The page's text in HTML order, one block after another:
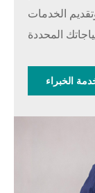
الخدمات
الخبراء